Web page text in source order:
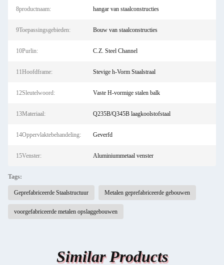
8productnaam: hangar van staalconstructies
9Toepassingsgebieden: Bouw van staalconstructies
10Purlin: C.Z. Steel Channel
11Hoofdframe: Stevige h-Vorm Staalstraal
12Sleutelwoord: Vaste H-vormige stalen balk
13Materiaal: Q235B/Q345B laagkoolstofstaal
14Oppervlaktebehandeling: Geverfd
15Venster: Aluminiummetaal venster
Tags:
Geprefabriceerde Staalstructuur Metalen geprefabriceerde gebouwen
voorgefabriceerde metalen opslaggebouwen
Similar Products